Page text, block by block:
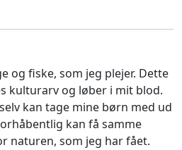
og fiske, som jeg plejer. Dette
kulturarv og løber i mit blod.
kan tage mine børn med ud
kan få samme
naturen, som jeg har fået.